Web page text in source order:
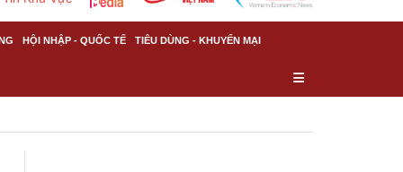
HỘI NHẬP - QUỐC TẾ TIÊU DÙNG - KHUYẾN MẠI